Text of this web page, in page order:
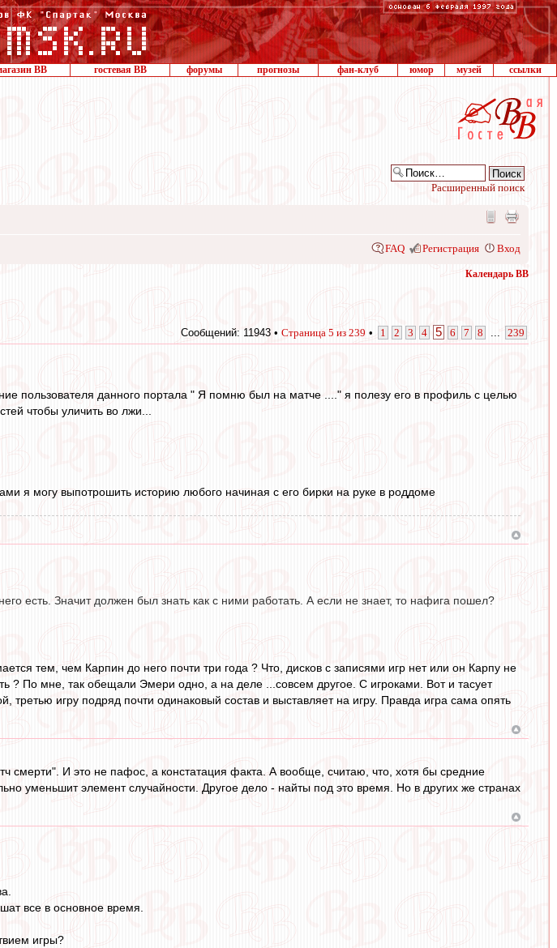
ВВ гостевая ВВ форумы прогнозы фан-клуб юмор музей ссылки
Расширенный поиск
FAQ Регистрация Вход
Календарь ВВ
Сообщений: 11943 • Страница 5 из 239 • 1 2 3 4 5 6 7 8 239
пользователя данного портала " Я помню был на матче ...." я полезу его в профиль с целью
чтобы уличить во лжи...
я могу выпотрошить историю любого начиная с его бирки на руке в роддоме
есть. Значит должен был знать как с ними работать. А если не знает, то нафига пошел?
тем, чем Карпин до него почти три года ? Что, дисков с записями игр нет или он Карпу не
? По мне, так обещали Эмери одно, а на деле ...совсем другое. С игроками. Вот и тасует
третью игру подряд почти одинаковый состав и выставляет на игру. Правда игра сама опять
смерти". И это не пафос, а констатация факта. А вообще, считаю, что, хотя бы средние
уменьшит элемент случайности. Другое дело - найты под это время. Но в других же странах
все в основное время.
игры?